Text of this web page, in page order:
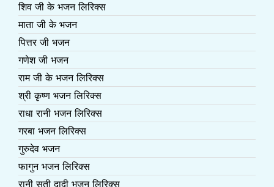
शिव जी के भजन लिरिक्स
माता जी के भजन
पित्तर जी भजन
गणेश जी भजन
राम जी के भजन लिरिक्स
श्री कृष्ण भजन लिरिक्स
राधा रानी भजन लिरिक्स
गरबा भजन लिरिक्स
गुरुदेव भजन
फागुन भजन लिरिक्स
रानी सती दादी भजन लिरिक्स